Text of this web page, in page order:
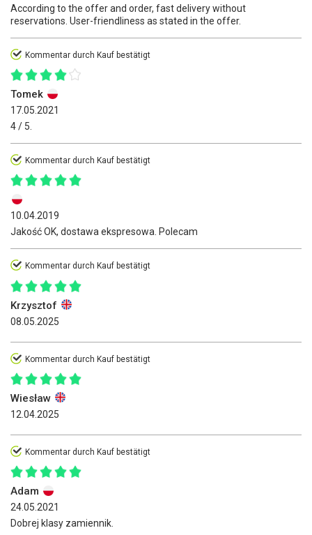
According to the offer and order, fast delivery without
reservations. User-friendliness as stated in the offer.
Kommentar durch Kauf bestätigt
Tomek
17.05.2021
4 / 5.
Kommentar durch Kauf bestätigt
10.04.2019
Jakość OK, dostawa ekspresowa. Polecam
Kommentar durch Kauf bestätigt
Krzysztof
08.05.2025
Kommentar durch Kauf bestätigt
Wiesław
12.04.2025
Kommentar durch Kauf bestätigt
Adam
24.05.2021
Dobrej klasy zamiennik.